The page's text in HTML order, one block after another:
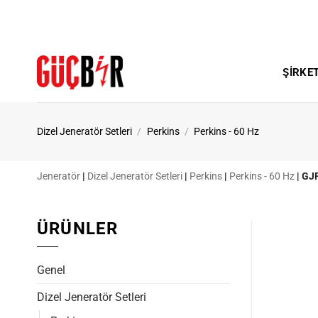
Dizel Jeneratör Setleri / Perkins / Perkins - 60 Hz
Jeneratör | Dizel Jeneratör Setleri | Perkins | Perkins - 60 Hz |
ÜRÜNLER
Genel
Dizel Jeneratör Setleri